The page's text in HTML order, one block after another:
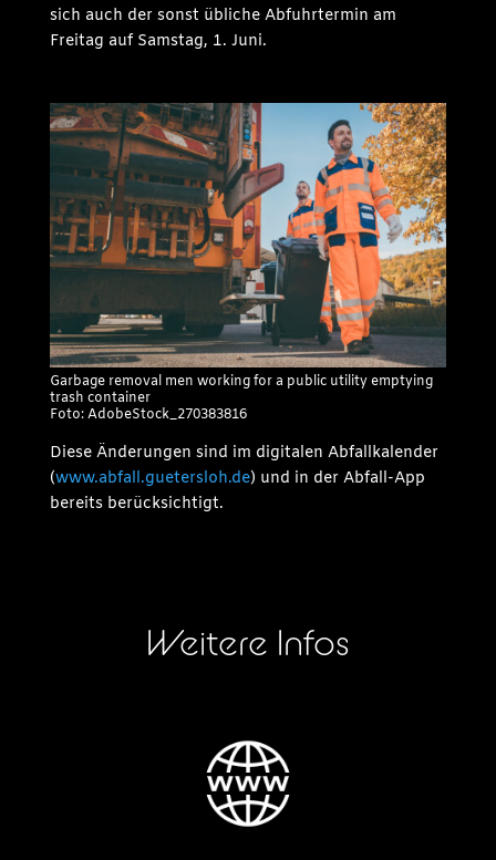
sich auch der sonst übliche Abfuhrtermin am
Freitag auf Samstag, 1. Juni.
Garbage removal men working for a public utility emptying
trash container
Foto: AdobeStock_270383816
Diese Änderungen sind im digitalen Abfallkalender
(www.abfall.guetersloh.de) und in der Abfall-App
bereits berücksichtigt.
Weitere Infos